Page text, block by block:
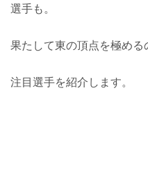
選手も。
果たして東の頂点を極める
注目選手を紹介します。